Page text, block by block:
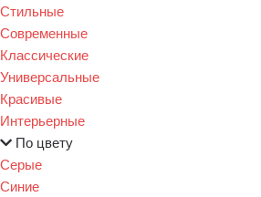
Стильные
Современные
Классические
Универсальные
Красивые
Интерьерные
По цвету
Серые
Синие